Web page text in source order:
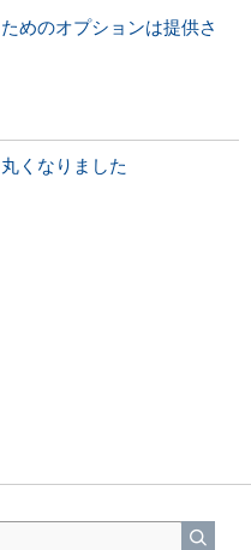
めのオプションは提供さ
くなりました